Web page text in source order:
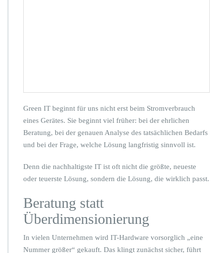
c
a
l
t
g
e
a
s
Green IT beginnt für uns nicht erst beim Stromverbrauch
eines Gerätes. Sie beginnt viel früher: bei der ehrlichen
Beratung, bei der genauen Analyse des tatsächlichen Bedarfs
und bei der Frage, welche Lösung langfristig sinnvoll ist.
Denn die nachhaltigste IT ist oft nicht die größte, neueste
oder teuerste Lösung, sondern die Lösung, die wirklich passt.
Beratung statt
Überdimensionierung
In vielen Unternehmen wird IT-Hardware vorsorglich „eine
Nummer größer“ gekauft. Das klingt zunächst sicher, führt